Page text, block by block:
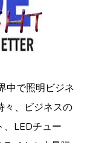
中で照明ビジネ
々、ビジネスの
、LEDチュー